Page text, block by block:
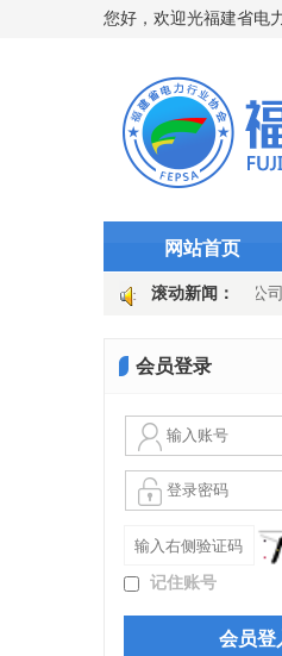
您好，欢迎光福建省电
网站首页
滚动新闻：
破5000万千瓦时 永安发电公
国
会员登录
记住账号